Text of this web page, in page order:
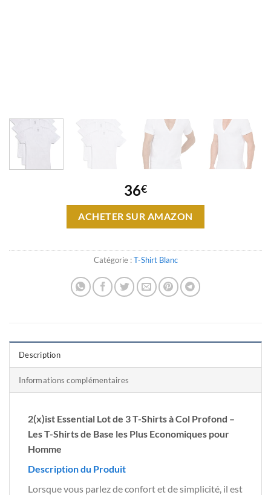
36€
ACHETER SUR AMAZON
Catégorie :T-Shirt Blanc
Description
Informations complémentaires
2(x)ist Essential Lot de 3 T-Shirts à Col Profond –
Les T-Shirts de Base les Plus Economiques pour
Homme
Description du Produit
Lorsque vous parlez de confort et de simplicité, il est